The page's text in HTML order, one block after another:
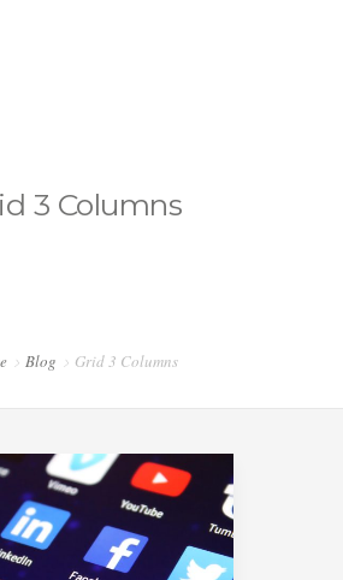
3 Columns
Blog Grid 3 Columns